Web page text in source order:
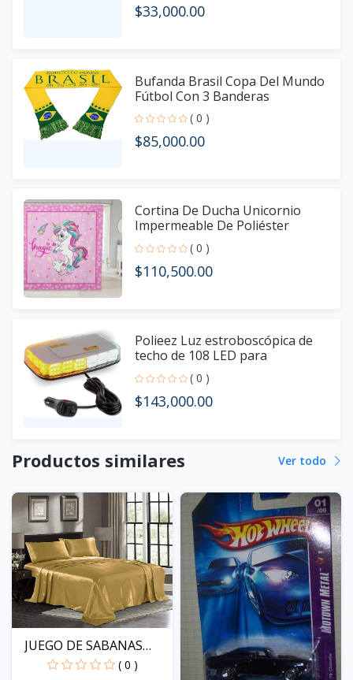
$33,000.00
Bufanda Brasil Copa Del Mundo
Fútbol Con 3 Banderas
( 0 )
$85,000.00
Cortina De Ducha Unicornio
Impermeable De Poliéster
Marca Homewish
( 0 )
$110,500.00
Polieez Luz estroboscópica de
techo de 108 LED para
camiones,( 0 )
$143,000.00
Productos similares Ver todo
JUEGO DE SABANAS
KING
( 0 )